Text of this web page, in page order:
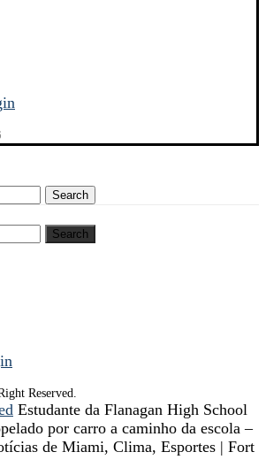
Search
Search
Reserved.
Estudante da Flanagan High School
por carro a caminho da escola –
de Miami, Clima, Esportes | Fort